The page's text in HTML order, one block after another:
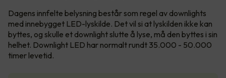
Dagens innfelte belysning består som regel av downlights
med innebygget LED-lyskilde. Det vil si at lyskilden ikke kan
byttes, og skulle et downlight slutte å lyse, må den byttes i sin
helhet. Downlight LED har normalt rundt 35.000 - 50.000
timer levetid.